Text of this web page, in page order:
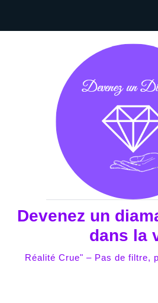
Devenez un
dans la
Réalité Crue" – Pas de filtre,